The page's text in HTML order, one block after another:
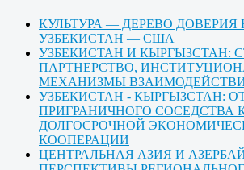
КУЛЬТУРА — ДЕРЕВО
УЗБЕКИСТАН — США
УЗБЕКИСТАН И КЫРГЫЗСТАН:
ПАРТНЕРСТВО,
МЕХАНИЗМЫ
УЗБЕКИСТАН - КЫРГЫЗСТАН:
ПРИГРАНИЧНОГО СОСЕДСТВА
ДОЛГОСРОЧНОЙ
КООПЕРАЦИИ
ЦЕНТРАЛЬНАЯ АЗИЯ И